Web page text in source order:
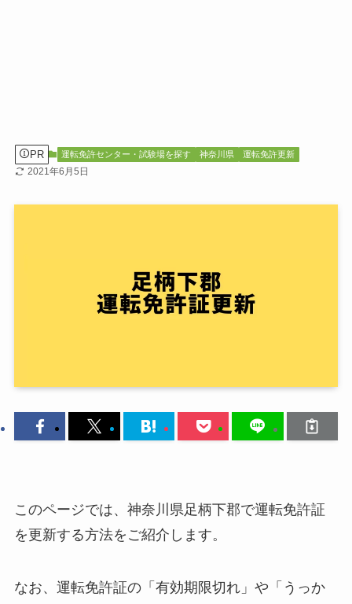
PR 運転免許センター・試験場を探す 神奈川県 運転免許更新
2021年6月5日
このページでは、神奈川県足柄下郡で運転免許証
を更新する方法をご紹介します。
なお、運転免許証の「有効期限切れ」や「うっか